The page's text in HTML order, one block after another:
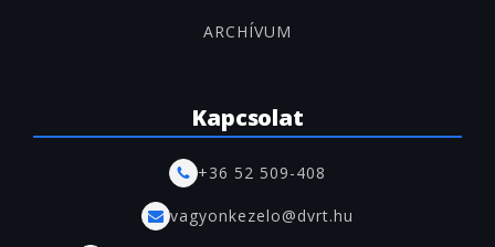
ARCHÍVUM
Kapcsolat
+36 52 509-408
vagyonkezelo@dvrt.hu